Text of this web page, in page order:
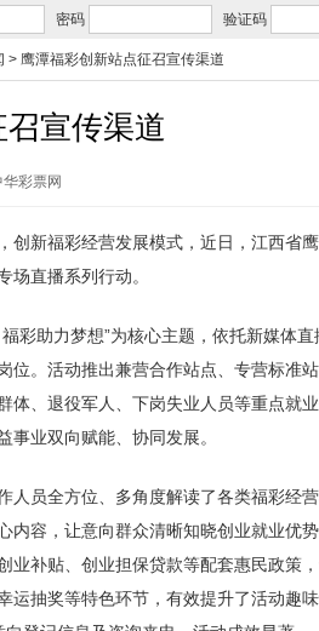
密码 验证码
> 鹰潭福彩创新站点征召宣传渠道
宣传渠道
彩票网
新福彩经营发展模式，近日，江西省
场直播系列行动。
助力梦想”为核心主题，依托新媒体直
位。活动推出兼营合作站点、专营标准
体、退役军人、下岗失业人员等重点就
业双向赋能、协同发展。
员全方位、多角度解读了各类福彩经
内容，让意向群众清晰知晓创业就业优
业补贴、创业担保贷款等配套惠民政策
运抽奖等特色环节，有效提升了活动趣